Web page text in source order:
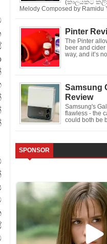
(කාලයකට
Melody Composed by Ramidu
Pinter
The Pinter
beer and
way, and it’s
Samsung
Review
Samsung's
flawless - the
could both be
SPONSOR